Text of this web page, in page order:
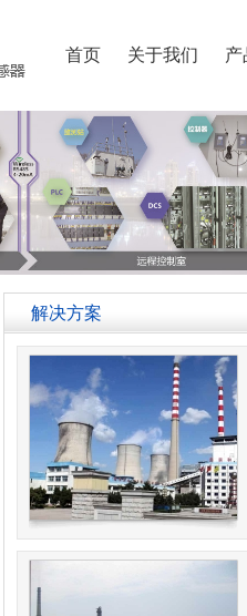
首页 关于我们 产
解决方案